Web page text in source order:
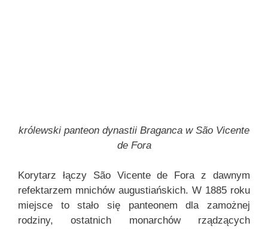
królewski panteon dynastii Braganca w São Vicente
de Fora
Korytarz łączy São Vicente de Fora z dawnym
refektarzem mnichów augustiańskich. W 1885 roku
miejsce to stało się panteonem dla zamożnej
rodziny, ostatnich monarchów rządzących